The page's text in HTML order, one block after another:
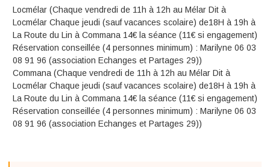
Locmélar (Chaque vendredi de 11h à 12h au Mélar Dit à
Locmélar Chaque jeudi (sauf vacances scolaire) de18H à 19h à
La Route du Lin à Commana 14€ la séance (11€ si engagement)
Réservation conseillée (4 personnes minimum) : Marilyne 06 03
08 91 96 (association Echanges et Partages 29))
Commana (Chaque vendredi de 11h à 12h au Mélar Dit à
Locmélar Chaque jeudi (sauf vacances scolaire) de18H à 19h à
La Route du Lin à Commana 14€ la séance (11€ si engagement)
Réservation conseillée (4 personnes minimum) : Marilyne 06 03
08 91 96 (association Echanges et Partages 29))